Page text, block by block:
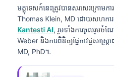
មគ្គុទេសក៍នេះត្រូវបានសរសេរក្រោមក
Thomas Klein, MD ដោយសហកា
Kantesti AI, រួមទាំងការចូលរួមចំណែ
Weber និងការពិនិត្យផ្នែកវេជ្ជសាស្
MD, PhD។.